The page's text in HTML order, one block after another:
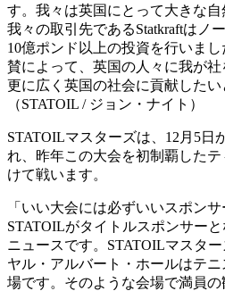
す。我々は英国にとって大きな自
我々の取引先であるStatkraftはノ
10億ポンド以上の投資を行いま
賛によって、英国の人々に我が社
更に広く英国の社会に貢献したい
（STATOIL / ジョン・ナイト）
STATOILマスターズは、12月5日
れ、昨年この大会を初制覇した
けて戦います。
「いい大会には必ずいいスポン
STATOILがタイトルスポンサー
ニュースです。STATOILマスタ
ヤル・アルバート・ホールはテ
場です。そのような会場で満員